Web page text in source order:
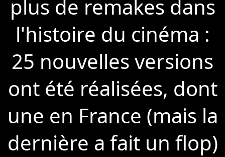
plus de remakes dans
l'histoire du cinéma :
25 nouvelles versions
ont été réalisées, dont
une en France (mais la
dernière a fait un flop)